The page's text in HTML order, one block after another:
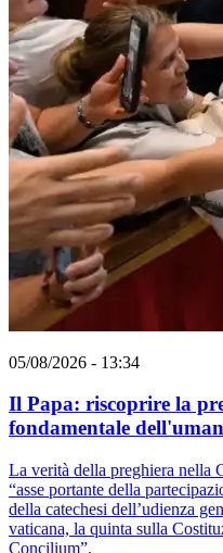
05/08/2026 - 13:34
Il Papa: riscoprire la
fondamentale
La verità della preghiera nella
“asse portante della
della catechesi dell’udienza
vaticana, la quinta sulla
Concilium”.